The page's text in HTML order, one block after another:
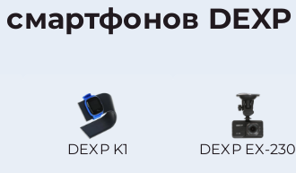
DEXP
DEXP K1 DEXP EX-230